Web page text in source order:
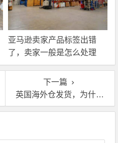
亚马逊卖家产品标签出错
了，卖家一般是怎么处理
的？
下一篇
英国海外仓发货，为什么买家更愿意为“本地标”买单？